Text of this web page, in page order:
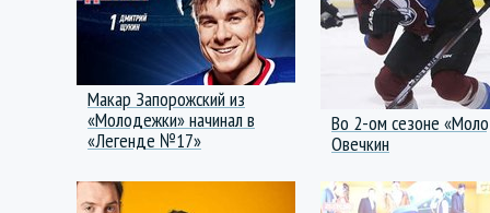
Макар Запорожский из
«Молодежки» начинал в
«Легенде №17»
Во 2-ом сезоне
Овечкин